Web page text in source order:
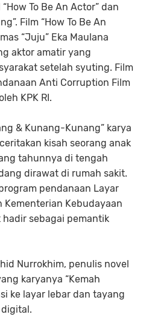
To Be An Actor” dan
Film “How To Be An
“Juju” Eka Maulana
aktor amatir yang
setelah syuting. Film
Anti Corruption Film
KPK RI.
& Kunang-Kunang” karya
kisah seorang anak
tahunnya di tengah
dirawat di rumah sakit.
pendanaan Layar
Kementerian Kebudayaan
sebagai pemantik
Nurrokhim, penulis novel
karyanya “Kemah
ke layar lebar dan tayang